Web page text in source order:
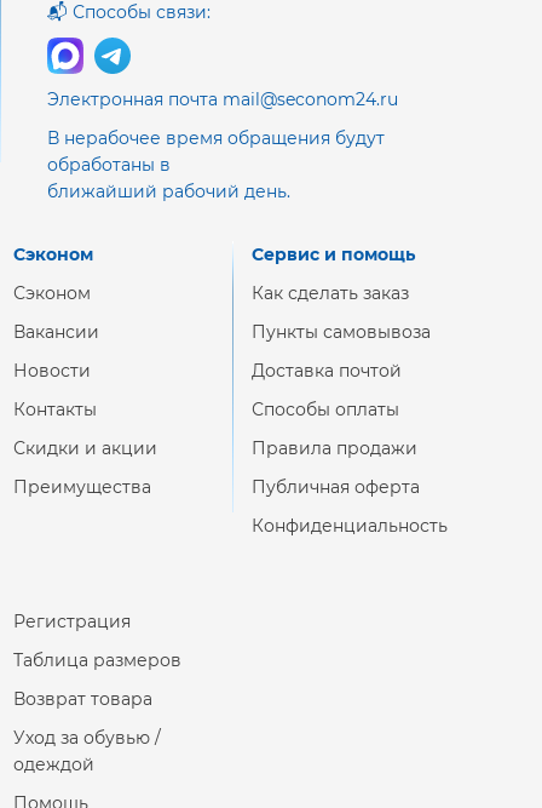
📬 Способы связи:
Электронная почта mail@seconom24.ru
В нерабочее время обращения будут
обработаны в
ближайший рабочий день.
Сэконом
Сэконом
Вакансии
Новости
Контакты
Скидки и акции
Преимущества
Сервис и помощь
Как сделать заказ
Пункты самовывоза
Доставка почтой
Способы оплаты
Правила продажи
Публичная оферта
Конфиденциальность
Регистрация
Таблица размеров
Возврат товара
Уход за обувью /
одеждой
Помощь